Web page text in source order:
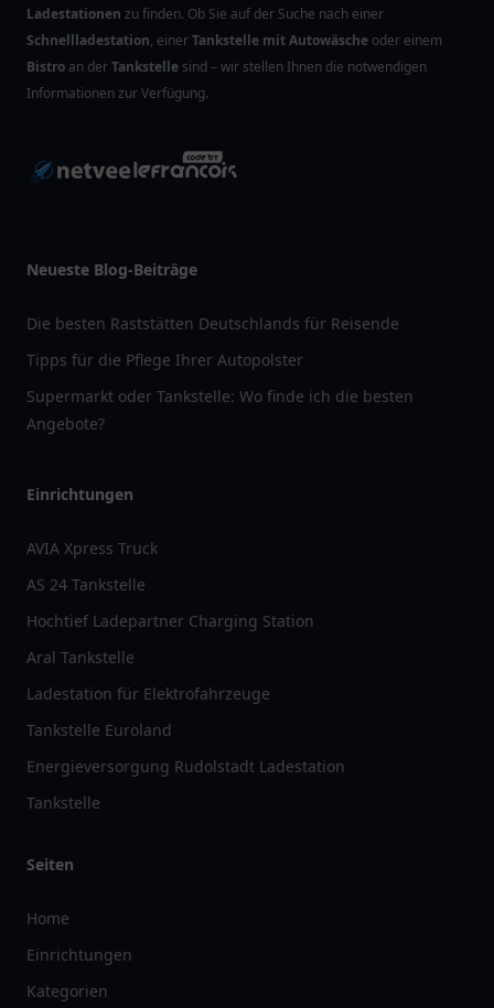
Ladestationen zu finden. Ob Sie auf der Suche nach einer
Schnellladestation, einerTankstelle mit Autowäsche oder einem
Bistro an derTankstelle sind – wir stellen Ihnen die notwendigen
Informationen zur Verfügung.
Neueste Blog-Beiträge
Die besten Raststätten Deutschlands für Reisende
Tipps für die Pflege Ihrer Autopolster
Supermarkt oder Tankstelle: Wo finde ich die besten
Angebote?
Einrichtungen
AVIA Xpress Truck
AS 24 Tankstelle
Hochtief Ladepartner Charging Station
Aral Tankstelle
Ladestation für Elektrofahrzeuge
Tankstelle Euroland
Energieversorgung Rudolstadt Ladestation
Tankstelle
Seiten
Home
Einrichtungen
Kategorien